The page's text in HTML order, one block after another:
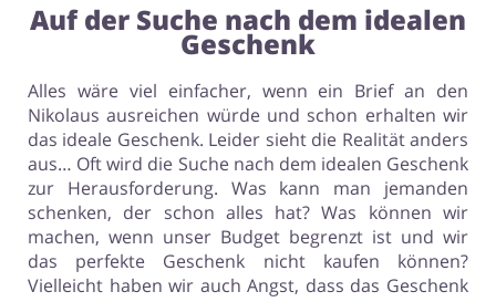
Auf der Suche nach dem idealen
Geschenk
Alles wäre viel einfacher, wenn ein Brief an den
Nikolaus ausreichen würde und schon erhalten wir
das ideale Geschenk. Leider sieht die Realität anders
aus… Oft wird die Suche nach dem idealen Geschenk
zur Herausforderung. Was kann man jemanden
schenken, der schon alles hat? Was können wir
machen, wenn unser Budget begrenzt ist und wir
das perfekte Geschenk nicht kaufen können?
Vielleicht haben wir auch Angst, dass das Geschenk